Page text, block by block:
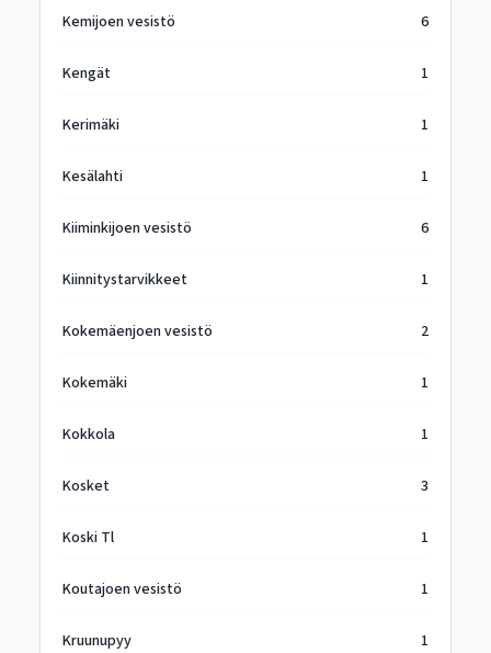
Kemijoen vesistö 6
Kengät 1
Kerimäki 1
Kesälahti 1
Kiiminkijoen vesistö 6
Kiinnitystarvikkeet 1
Kokemäenjoen vesistö 2
Kokemäki 1
Kokkola 1
Kosket 3
Koski Tl 1
Koutajoen vesistö 1
Kruunupyy 1